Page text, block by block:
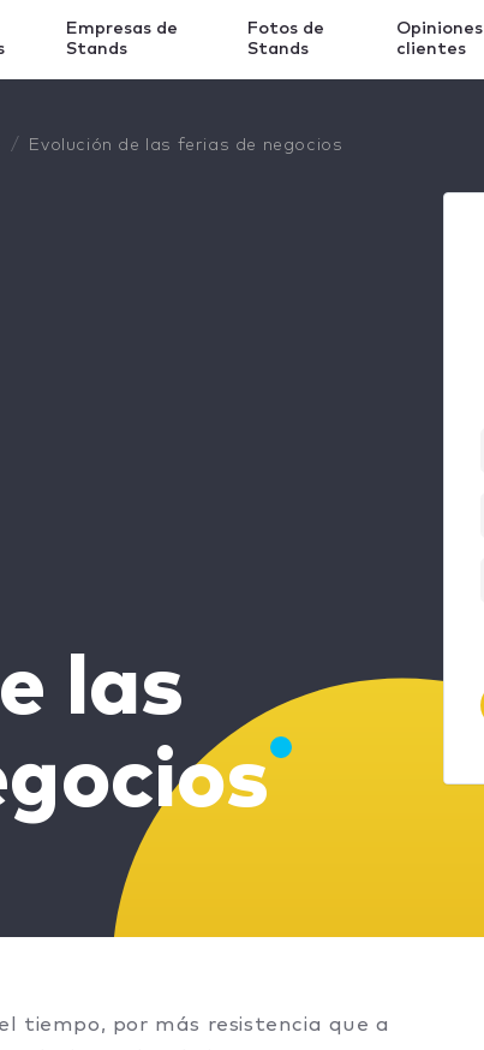
Empresas de
Stands
Fotos de
Stands
Opiniones
clientes
Evolución de las ferias de negocios
las
tiempo, por más resistencia que a